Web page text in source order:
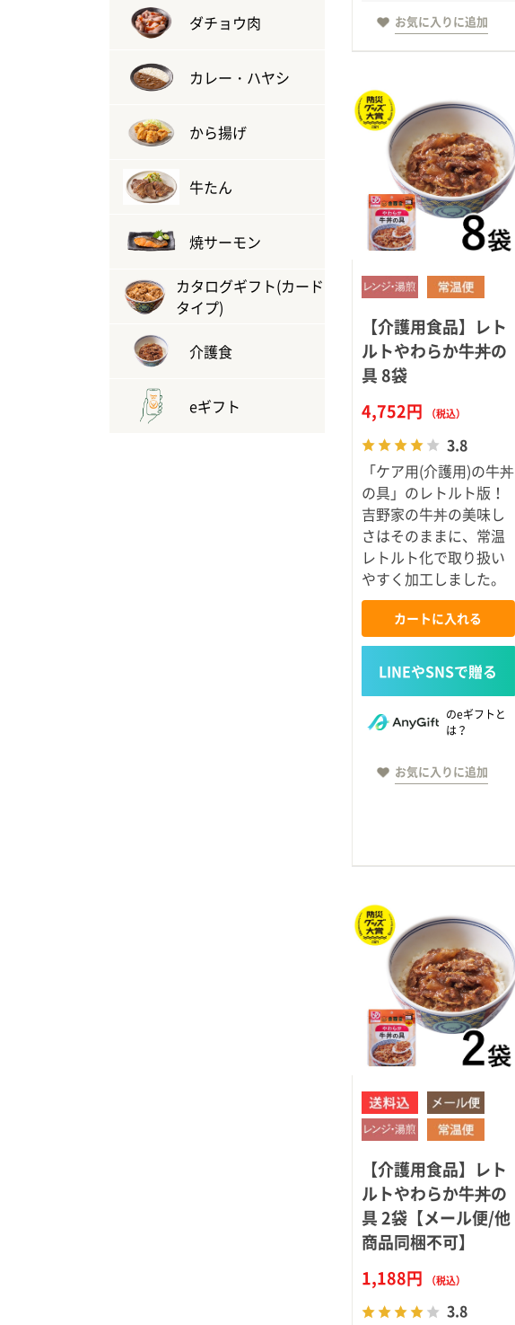
ダチョウ肉
カレー・ハヤシ
から揚げ
牛たん
焼サーモン
カタログギフト(カード
タイプ)
介護食
eギフト
お気に入りに追加
【介護用食品】レト
ルトやわらか牛丼の
具 8袋
4,752円
（税込）
3.8
「ケア用(介護用)の牛丼
の具」のレトルト版！
吉野家の牛丼の美味し
さはそのままに、常温
レトルト化で取り扱い
やすく加工しました。
カートに入れる
のeギフトと
は？
お気に入りに追加
【介護用食品】レト
ルトやわらか牛丼の
具 2袋【メール便/他
商品同梱不可】
1,188円
（税込）
3.8